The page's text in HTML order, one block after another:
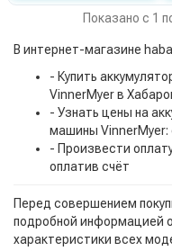
Показано с 1
В интернет-магазине
- Купить
VinnerMyer в
- Узнать цены на
машины VinnerMyer:
- Произвести
оплатив счёт
Перед совершением
подробной информацией
характеристики всех